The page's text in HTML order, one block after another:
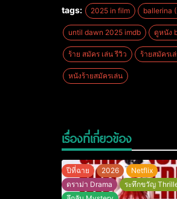
tags: 2025 in film ballerina
until dawn 2025 imdb ดูหนัง
ร้าย สมัคร เล่น รีวิว ร้ายสมัครเ
หนังร้ายสมัครเล่น
เรื่องที่เกี่ยวข้อง
ปีที่ฉาย 2026
Netflix
ดราม่า Drama
ระทึกขวัญ